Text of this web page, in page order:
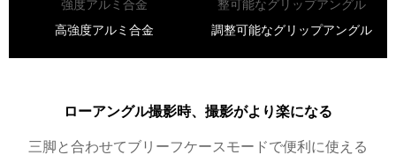
高強度アルミ合金 調整可能なグリップアングル
ローアングル撮影時、撮影がより楽になる
三脚と合わせてブリーフケースモードで便利に使える